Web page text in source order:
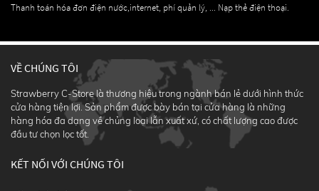
Thanh toán hóa đơn điện nước,internet, phí quản lý, ... Nạp thẻ điện thoại.
VỀ CHÚNG TÔI
Strawberry C-Store là thương hiệu trong ngành bán lẻ dưới hình thức
cửa hàng tiện lợi. Sản phẩm được bày bán tại cửa hàng là những
hàng hóa đa dạng về chủng loại lẫn xuất xứ, có chất lượng cao được
đầu tư chọn lọc tốt.
KẾT NỐI VỚI CHÚNG TÔI